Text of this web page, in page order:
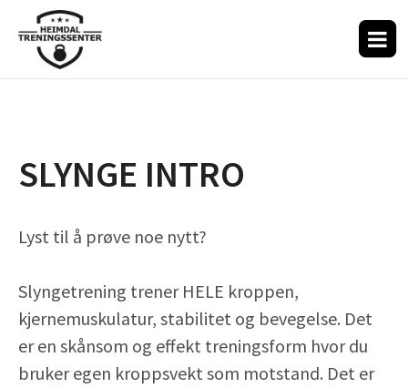
SLYNGE INTRO
Lyst til å prøve noe nytt?
Slyngetrening trener HELE kroppen,
kjernemuskulatur, stabilitet og bevegelse. Det
er en skånsom og effekt treningsform hvor du
bruker egen kroppsvekt som motstand. Det er